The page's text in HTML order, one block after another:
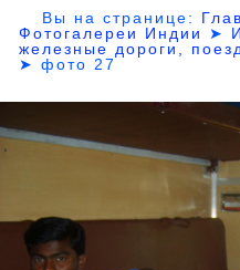
Вы на странице:
Фотогалереи Индии
➤
железные дороги,
➤фото 27